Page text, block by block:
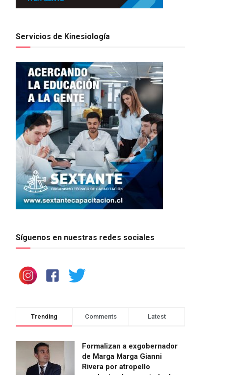
Servicios de Kinesiología
Síguenos en nuestras redes sociales
Trending Comments Latest
Formalizan a exgobernador
de Marga Marga Gianni
Rivera por atropello